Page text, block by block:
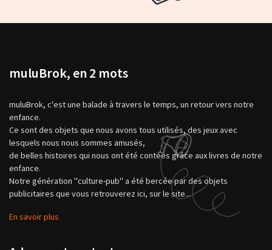
muluBrok, en 2 mots
muluBrok, c'est une balade à travers le temps, un retour vers notre
enfance.
Ce sont des objets que nous avons tous utilisés, des jeux avec
lesquels nous nous sommes amusés,
de belles histoires qui nous ont été contées grâce aux livres de notre
enfance.
Notre génération "culture-pub" a été bercée par des objets
publicitaires que vous retrouverez ici, sur le site...
En savoir plus